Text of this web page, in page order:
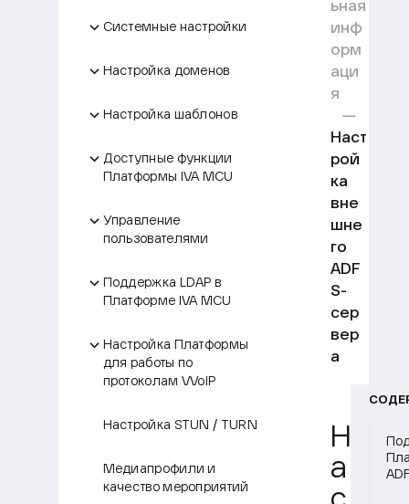
Системные настройки
Настройка доменов
Настройка шаблонов
Доступные функции
Платформы IVA MCU
Управление
пользователями
Поддержка LDAP в
Платформе IVA MCU
Настройка Платформы
для работы по
протоколам VVoIP
Настройка STUN / TURN
Медиапрофили и
качество мероприятий
ьная
инф
орм
аци
я
Наст
рой
ка
вне
шне
го
ADF
S-
сер
вер
а
Н
а